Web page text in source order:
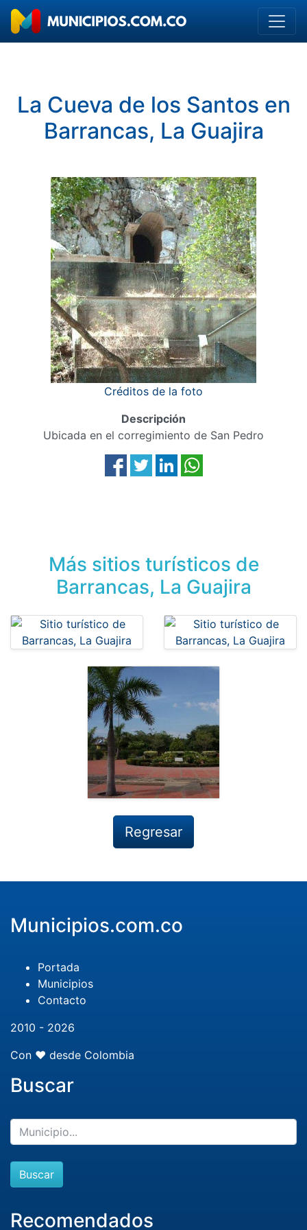
La Cueva de los Santos en
Barrancas, La Guajira
Créditos de la foto
Descripción
Ubicada en el corregimiento de San Pedro
Más sitios turísticos de
Barrancas, La Guajira
Regresar
Municipios.com.co
Portada
Municipios
Contacto
2010 - 2026
Con ❤️ desde Colombia
Buscar
Buscar
Recomendados